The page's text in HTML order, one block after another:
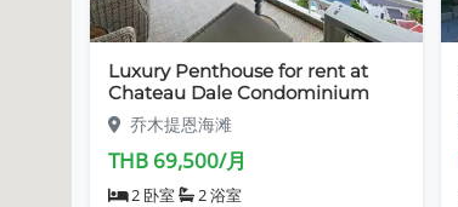
Luxury Penthouse for rent at
Chateau Dale Condominium
乔木提恩海滩
THB 69,500/月
2 卧室 2 浴室